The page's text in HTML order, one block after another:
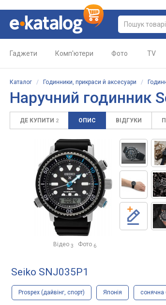
Гаджети Комп'ютери Фото TV
Каталог / Годинники, прикраси й аксесуари /
Наручний годинник
ДЕ КУПИТИ 2 ОПИС ВІДГУКИ
Відео 3 Фото 6
Seiko SNJ035P1
Prospex (дайвінг, спорт) Японія сонячна